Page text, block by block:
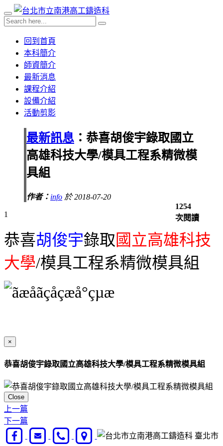
回到首頁
本科簡介
師資簡介
最新消息
課程介紹
設備介紹
活動剪影
最新訊息 ：恭喜胡俊宇錄取國立
高雄科技大學/模具工程系精微模
具組
作者： info 於 2018-07-20
1254
次閱讀
1
恭喜胡俊宇錄取國立高雄科技
大學/模具工程系精微模具組
×
恭喜胡俊宇錄取國立高雄科技大學/模具工程系精微模具組
Close
上一篇
下一篇
臺北市